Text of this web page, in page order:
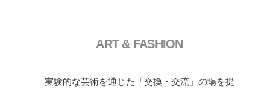
ART & FASHION
実験的な芸術を通じた「交換・交流」の場を提